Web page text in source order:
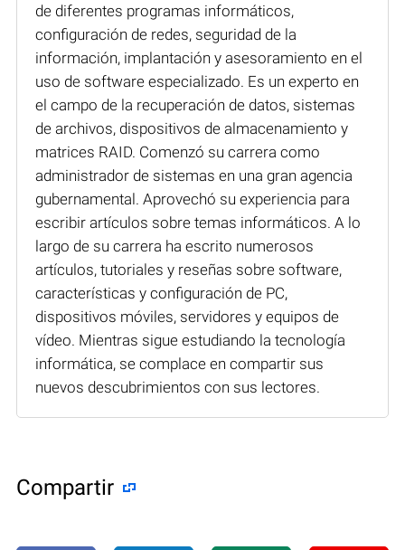
de diferentes programas informáticos,
configuración de redes, seguridad de la
información, implantación y asesoramiento en el
uso de software especializado. Es un experto en
el campo de la recuperación de datos, sistemas
de archivos, dispositivos de almacenamiento y
matrices RAID. Comenzó su carrera como
administrador de sistemas en una gran agencia
gubernamental. Aprovechó su experiencia para
escribir artículos sobre temas informáticos. A lo
largo de su carrera ha escrito numerosos
artículos, tutoriales y reseñas sobre software,
características y configuración de PC,
dispositivos móviles, servidores y equipos de
vídeo. Mientras sigue estudiando la tecnología
informática, se complace en compartir sus
nuevos descubrimientos con sus lectores.
Compartir